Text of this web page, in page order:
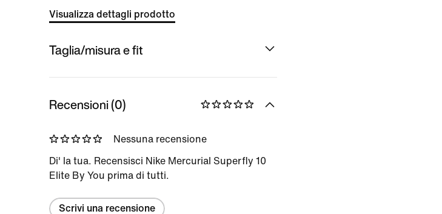
Visualizza dettagli prodotto
Taglia/misura e fit
Recensioni (0)
Nessuna recensione
Di' la tua. Recensisci Nike Mercurial Superfly 10
Elite By You prima di tutti.
Scrivi una recensione